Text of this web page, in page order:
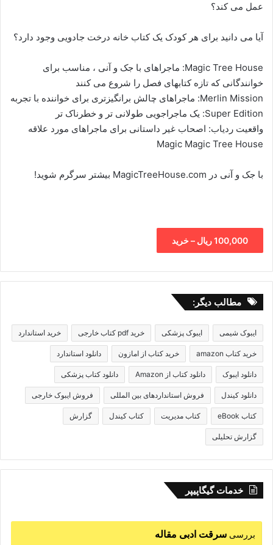
عمل می کند؟
آیا می دانید برای هر کودک یک کتاب خانه درخت جادویی وجود دارد؟
Magic Tree House: ماجراهای با جک و آنی ، مناسب برای
خوانندگانی که تازه کتابهای فصل را شروع می کنند
Merlin Mission: ماجراهای چالش برانگیزتری برای خواننده با تجربه
Super Edition: یک ماجراجویی طولانی تر و خطرناک تر
واقعیت ردیاب: اصحاب غیر داستانی برای ماجراهای مورد علاقه
Magic Magic Tree House
با جک و آنی در MagicTreeHouse.com بیشتر سرگرم شوید!
100,000 ریال – خرید
مطالب دیگر:
ایبوک شیمی ایبوک پزشکی خرید pdf کتاب خارجی خرید استاندارد
خرید کتاب amazon خرید کتاب از امازون دانلود استاندارد
دانلود ایبوک دانلود کتاب از Amazon دانلود کتاب پزشکی
دانلود کیندل فروش استانداردهای بین المللی فروش ایبوک خارجی
کتاب eBook کتاب مدیریت کتاب کیندل گزارش
گزارش تحلیلی
خدمات گیگاپیپر
بررسی سرقت ادبی مقاله